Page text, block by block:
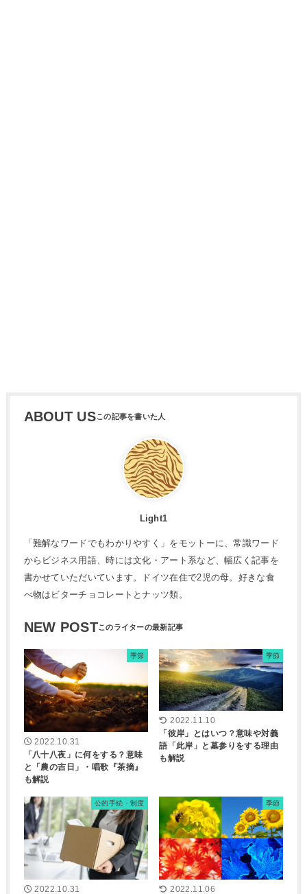
ABOUT US
Light1
「難解なワードでもわかりやすく」をモットーに、常識ワード
からビジネス用語、時には文化・アート系など、幅広く記事を
書かせていただいています。ドイツ在住で2児の母。好きな食
べ物はビターチョコレートとナッツ類。
NEW POST
季節
2022.10.31
「八十八夜」に何をする？意味
と「農の吉日」・唱歌『茶摘』
も解説
季節
2022.11.10
「彼岸」とはいつ？意味や対義
語「此岸」と墓参りをする理由
も解説
公的手続・制度
2022.10.31
季節
2022.11.06